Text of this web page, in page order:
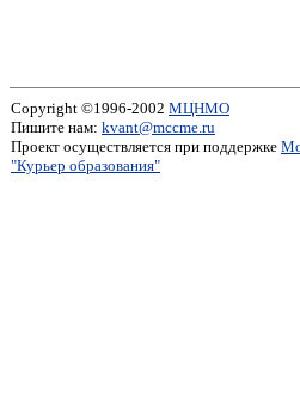
Copyright ©1996-2002 МЦНМО
Пишите нам: kvant@mccme.ru
Проект осуществляется при поддержке
"Курьер образования"